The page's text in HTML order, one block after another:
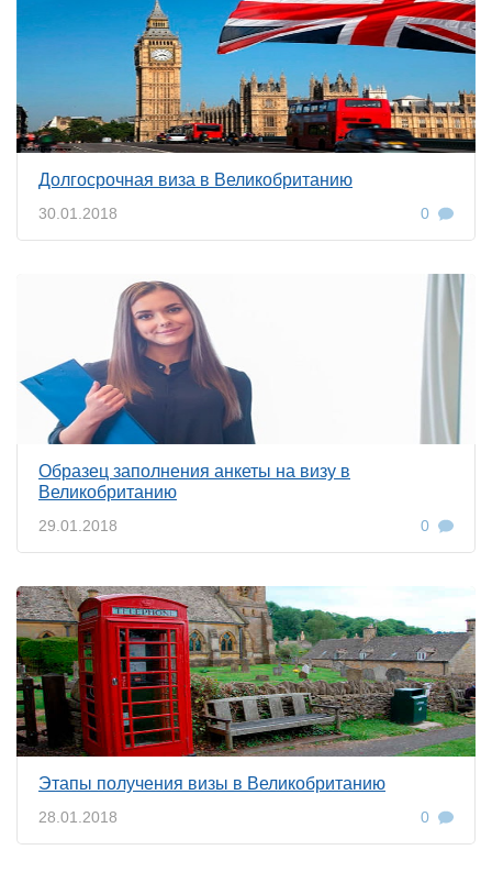
Долгосрочная виза в Великобританию
30.01.2018 0
Образец заполнения анкеты на визу в
Великобританию
29.01.2018 0
Этапы получения визы в Великобританию
28.01.2018 0